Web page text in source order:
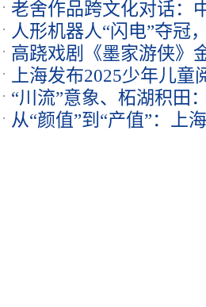
老舍作品跨文化对话：
演出
人形机器人“闪电”夺冠
高跷戏剧《墨家游侠》
24日启幕
上海发布2025少年儿
56.91%
“川流”意象、柘湖积田
元从“颜值”到“产值”：上